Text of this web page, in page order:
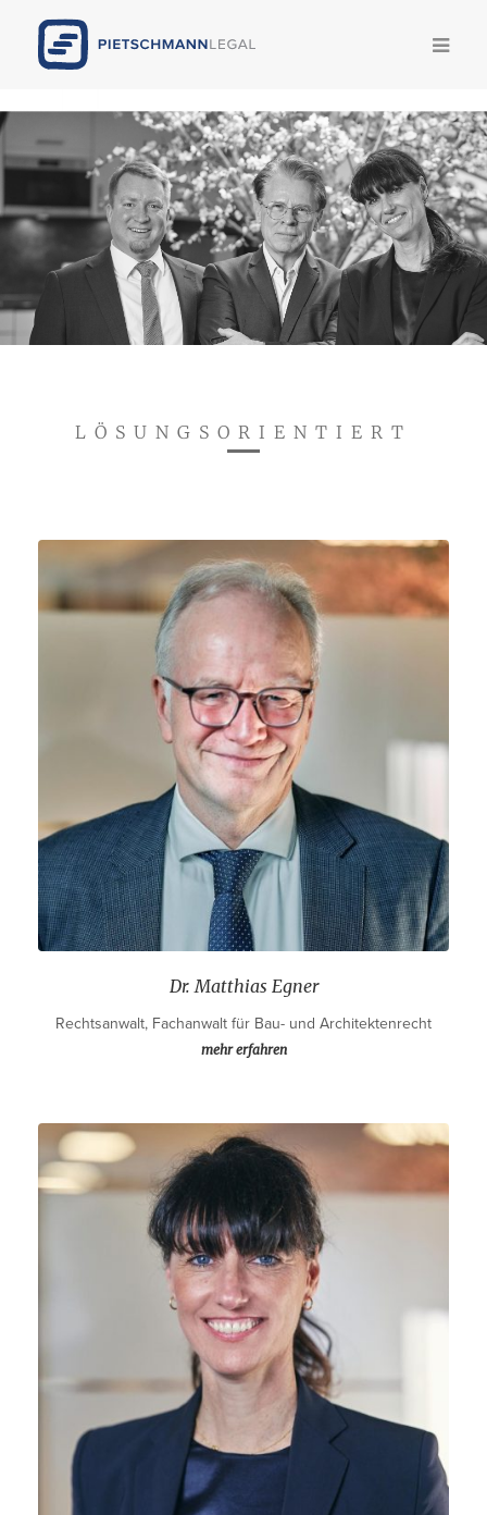
Kompetenzen
Team
News
Publikationen
DE
EN
TEAM
LÖSUNGSORIENTIERT
Dr. Matthias Egner
Rechtsanwalt, Fachanwalt für Bau- und Architektenrecht
mehr erfahren